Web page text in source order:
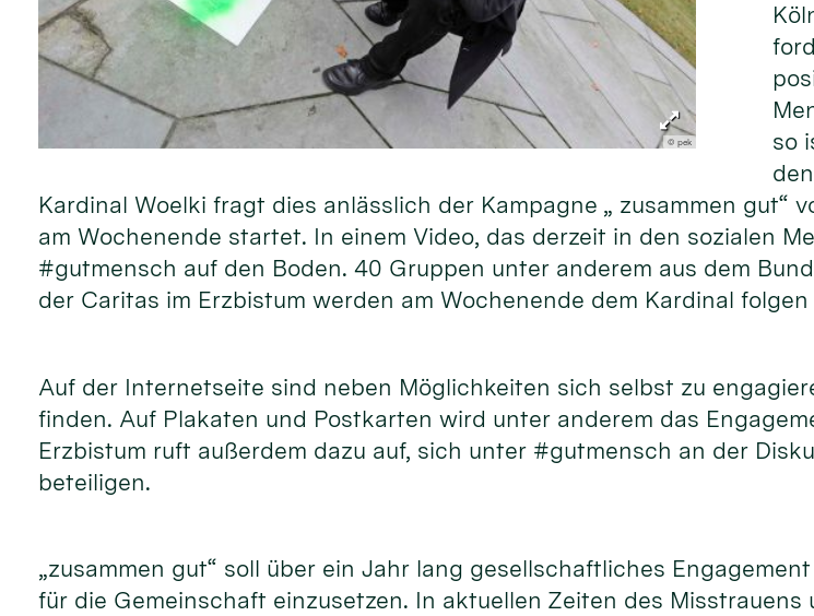
© pek
so
Kardinal Woelki fragt dies anlässlich der Kampagne „ zusammen gut“
am Wochenende startet. In einem Video, das derzeit in den sozialen
#gutmensch auf den Boden. 40 Gruppen unter anderem aus dem
der Caritas im Erzbistum werden am Wochenende dem Kardinal
Auf der Internetseite sind neben Möglichkeiten sich selbst zu
finden. Auf Plakaten und Postkarten wird unter anderem das
Erzbistum ruft außerdem dazu auf, sich unter #gutmensch an der
beteiligen.
„zusammen gut“ soll über ein Jahr lang gesellschaftliches
für die Gemeinschaft einzusetzen. In aktuellen Zeiten des